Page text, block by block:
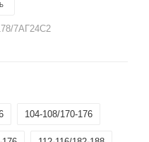
7АГ24С2
104-108/170-176